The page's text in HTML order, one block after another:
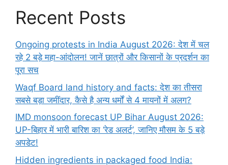
Recent Posts
Ongoing protests in India August 2026: देश में चल
रहे 2 बड़े महा-आंदोलन! जानें छात्रों और किसानों के प्रदर्शन का
पूरा सच
Waqf Board land history and facts: देश का तीसरा
सबसे बड़ा जमींदार, कैसे है अन्य धर्मों से 4 मायनों में अलग?
IMD monsoon forecast UP Bihar August 2026:
UP-बिहार में भारी बारिश का ‘रेड अलर्ट’, जानिए मौसम के 5 बड़े
अपडेट!
Hidden ingredients in packaged food India: